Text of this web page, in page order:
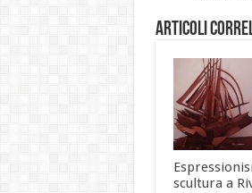
Articoli
scultura a